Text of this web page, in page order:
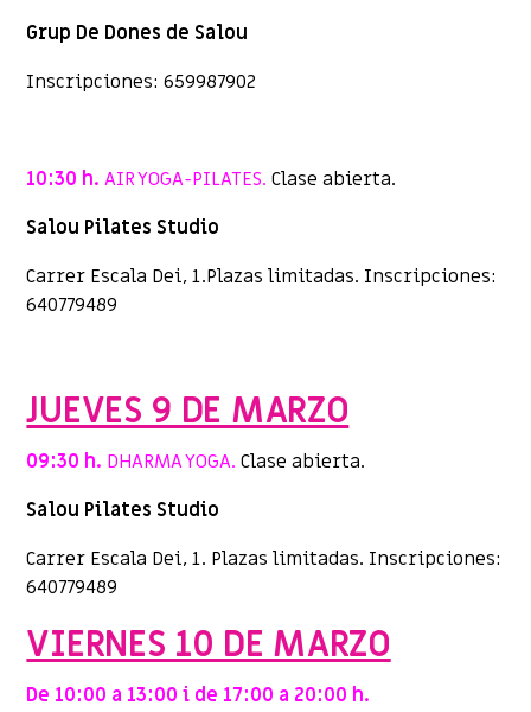
Grup De Dones de Salou
Inscripciones: 659987902
10:30 h.AIR YOGA-PILATES. Clase abierta.
Salou Pilates Studio
Carrer Escala Dei, 1.Plazas limitadas. Inscripciones:
640779489
JUEVES 9 DE MARZO
09:30 h. DHARMA YOGA. Clase abierta.
Salou Pilates Studio
Carrer Escala Dei, 1. Plazas limitadas. Inscripciones:
640779489
VIERNES 10 DE MARZO
De 10:00 a 13:00 i de 17:00 a 20:00 h.